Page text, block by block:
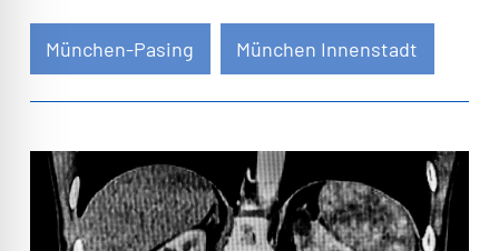
München-Pasing München Innenstadt